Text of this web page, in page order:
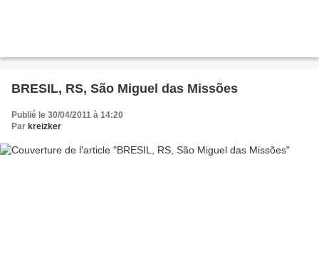
BRESIL, RS, São Miguel das Missões
Publié le 30/04/2011 à 14:20
Par kreizker